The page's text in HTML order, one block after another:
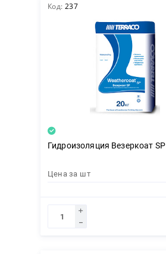
Декор
Изоляция
Код: 237
Гидроизоляция Везеркоат SP
Цена за шт